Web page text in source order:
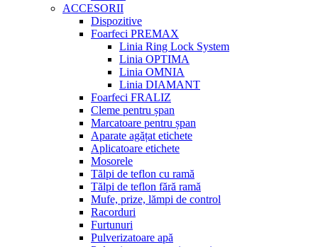
ACCESORII
Dispozitive
Foarfeci PREMAX
Linia Ring Lock System
Linia OPTIMA
Linia OMNIA
Linia DIAMANT
Foarfeci FRALIZ
Cleme pentru șpan
Marcatoare pentru șpan
Aparate agățat etichete
Aplicatoare etichete
Mosorele
Tălpi de teflon cu ramă
Tălpi de teflon fără ramă
Mufe, prize, lămpi de control
Racorduri
Furtunuri
Pulverizatoare apă